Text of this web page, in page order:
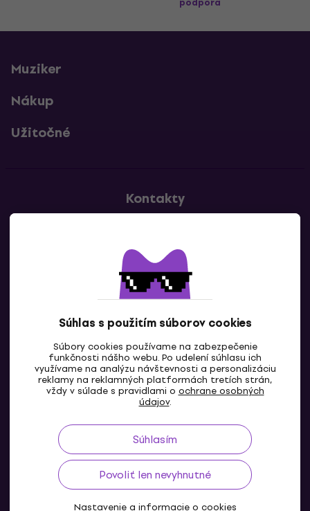
Súhlas s použitím súborov cookies
Súbory cookies používame na zabezpečenie
funkčnosti nášho webu. Po udelení súhlasu ich
využívame na analýzu návštevnosti a personalizáciu
reklamy na reklamných platformách tretích strán,
vždy v súlade s pravidlami o ochrane osobných
údajov.
Súhlasím
Povoliť len nevyhnutné
Nastavenie a informacie o cookies
Muziker
Nákup
Užitočné
Kontakty
SK